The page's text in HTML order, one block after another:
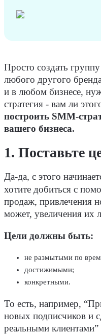
Просто создать
любого другого
и в любом бизнесе,
стратегия - вам ли
построить SMM-
вашего бизнеса.
1. Поставьте
Да-да, с этого
хотите добиться с
продаж, привлечения
может, увеличения их
Цели должны быть:
не размытыми по
достижимыми;
конкретными.
То есть, например,
новых подписчиков и
реальными